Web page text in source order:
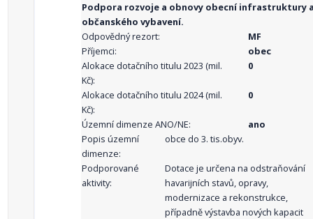
Podpora rozvoje a obnovy obecní infrastruktury
občanského vybavení.
Odpovědný rezort:
MF
Příjemci:
obec
Alokace dotačního titulu 2023 (mil.
Kč):
0
Alokace dotačního titulu 2024 (mil.
Kč):
0
Územní dimenze ANO/NE:
ano
Popis územní
dimenze:
obce do 3. tis.obyv.
Podporované
aktivity:
Dotace je určena na odstraňování
havarijních stavů, opravy,
modernizace a rekonstrukce,
případně výstavba nových kapacit